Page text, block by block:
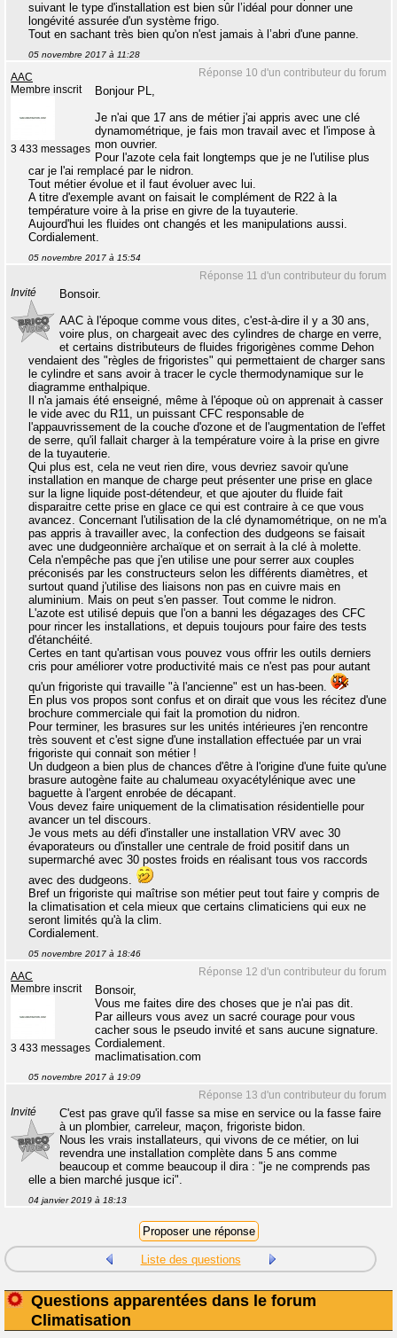
suivant le type d'installation est bien sûr l’idéal pour donner une
longévité assurée d'un système frigo.
Tout en sachant très bien qu'on n'est jamais à l’abri d'une panne.
05 novembre 2017 à 11:28
Réponse 10 d'un contributeur du forum
AAC
Membre inscrit
3 433 messages
Bonjour PL,
Je n'ai que 17 ans de métier j'ai appris avec une clé
dynamométrique, je fais mon travail avec et l'impose à
mon ouvrier.
Pour l'azote cela fait longtemps que je ne l'utilise plus
car je l'ai remplacé par le nidron.
Tout métier évolue et il faut évoluer avec lui.
A titre d'exemple avant on faisait le complément de R22 à la
température voire à la prise en givre de la tuyauterie.
Aujourd'hui les fluides ont changés et les manipulations aussi.
Cordialement.
05 novembre 2017 à 15:54
Réponse 11 d'un contributeur du forum
Invité
Bonsoir.
AAC à l'époque comme vous dites, c'est-à-dire il y a 30 ans,
voire plus, on chargeait avec des cylindres de charge en verre,
et certains distributeurs de fluides frigorigènes comme Dehon
vendaient des "règles de frigoristes" qui permettaient de charger sans
le cylindre et sans avoir à tracer le cycle thermodynamique sur le
diagramme enthalpique.
Il n'a jamais été enseigné, même à l'époque où on apprenait à casser
le vide avec du R11, un puissant CFC responsable de
l'appauvrissement de la couche d'ozone et de l'augmentation de l'effet
de serre, qu'il fallait charger à la température voire à la prise en givre
de la tuyauterie.
Qui plus est, cela ne veut rien dire, vous devriez savoir qu'une
installation en manque de charge peut présenter une prise en glace
sur la ligne liquide post-détendeur, et que ajouter du fluide fait
disparaitre cette prise en glace ce qui est contraire à ce que vous
avancez. Concernant l'utilisation de la clé dynamométrique, on ne m'a
pas appris à travailler avec, la confection des dudgeons se faisait
avec une dudgeonnière archaïque et on serrait à la clé à molette.
Cela n'empêche pas que j'en utilise une pour serrer aux couples
préconisés par les constructeurs selon les différents diamètres, et
surtout quand j'utilise des liaisons non pas en cuivre mais en
aluminium. Mais on peut s'en passer. Tout comme le nidron.
L'azote est utilisé depuis que l'on a banni les dégazages des CFC
pour rincer les installations, et depuis toujours pour faire des tests
d'étanchéité.
Certes en tant qu'artisan vous pouvez vous offrir les outils derniers
cris pour améliorer votre productivité mais ce n'est pas pour autant
qu'un frigoriste qui travaille "à l'ancienne" est un has-been.
En plus vos propos sont confus et on dirait que vous les récitez d'une
brochure commerciale qui fait la promotion du nidron.
Pour terminer, les brasures sur les unités intérieures j'en rencontre
très souvent et c'est signe d'une installation effectuée par un vrai
frigoriste qui connait son métier !
Un dudgeon a bien plus de chances d'être à l'origine d'une fuite qu'une
brasure autogène faite au chalumeau oxyacétylénique avec une
baguette à l'argent enrobée de décapant.
Vous devez faire uniquement de la climatisation résidentielle pour
avancer un tel discours.
Je vous mets au défi d'installer une installation VRV avec 30
évaporateurs ou d'installer une centrale de froid positif dans un
supermarché avec 30 postes froids en réalisant tous vos raccords
avec des dudgeons.
Bref un frigoriste qui maîtrise son métier peut tout faire y compris de
la climatisation et cela mieux que certains climaticiens qui eux ne
seront limités qu'à la clim.
Cordialement.
05 novembre 2017 à 18:46
Réponse 12 d'un contributeur du forum
AAC
Membre inscrit
3 433 messages
Bonsoir,
Vous me faites dire des choses que je n'ai pas dit.
Par ailleurs vous avez un sacré courage pour vous
cacher sous le pseudo invité et sans aucune signature.
Cordialement.
maclimatisation.com
05 novembre 2017 à 19:09
Réponse 13 d'un contributeur du forum
Invité
C'est pas grave qu'il fasse sa mise en service ou la fasse faire
à un plombier, carreleur, maçon, frigoriste bidon.
Nous les vrais installateurs, qui vivons de ce métier, on lui
revendra une installation complète dans 5 ans comme
beaucoup et comme beaucoup il dira : "je ne comprends pas
elle a bien marché jusque ici".
04 janvier 2019 à 18:13
Liste des questions
Questions apparentées dans le forum
Climatisation